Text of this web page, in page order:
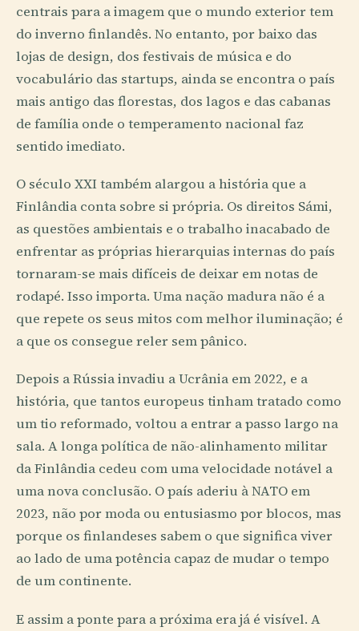
centrais para a imagem que o mundo exterior tem
do inverno finlandês. No entanto, por baixo das
lojas de design, dos festivais de música e do
vocabulário das startups, ainda se encontra o país
mais antigo das florestas, dos lagos e das cabanas
de família onde o temperamento nacional faz
sentido imediato.
O século XXI também alargou a história que a
Finlândia conta sobre si própria. Os direitos Sámi,
as questões ambientais e o trabalho inacabado de
enfrentar as próprias hierarquias internas do país
tornaram-se mais difíceis de deixar em notas de
rodapé. Isso importa. Uma nação madura não é a
que repete os seus mitos com melhor iluminação; é
a que os consegue reler sem pânico.
Depois a Rússia invadiu a Ucrânia em 2022, e a
história, que tantos europeus tinham tratado como
um tio reformado, voltou a entrar a passo largo na
sala. A longa política de não-alinhamento militar
da Finlândia cedeu com uma velocidade notável a
uma nova conclusão. O país aderiu à NATO em
2023, não por moda ou entusiasmo por blocos, mas
porque os finlandeses sabem o que significa viver
ao lado de uma potência capaz de mudar o tempo
de um continente.
E assim a ponte para a próxima era já é visível. A